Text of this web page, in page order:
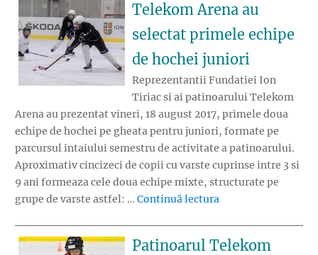
Telekom Arena au
selectat primele echipe
de hochei juniori
Reprezentantii Fundatiei Ion
Tiriac si ai patinoarului Telekom
Arena au prezentat vineri, 18 august 2017, primele doua
echipe de hochei pe gheata pentru juniori, formate pe
parcursul intaiului semestru de activitate a patinoarului.
Aproximativ cincizeci de copii cu varste cuprinse intre 3 si
9 ani formeaza cele doua echipe mixte, structurate pe
grupe de varste astfel: … Continuă lectura
Patinoarul Telekom